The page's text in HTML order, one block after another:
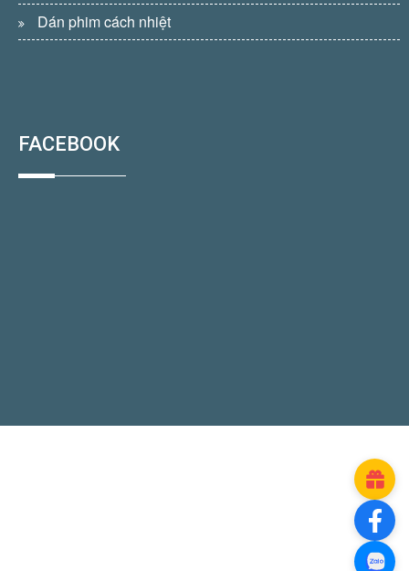
Dán phim cách nhiệt
FACEBOOK